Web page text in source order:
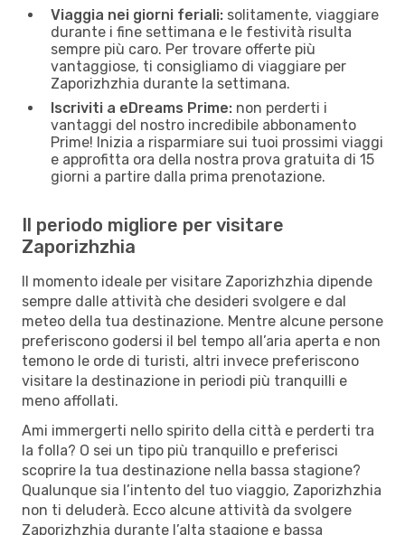
Viaggia nei giorni feriali: solitamente, viaggiare
durante i fine settimana e le festività risulta
sempre più caro. Per trovare offerte più
vantaggiose, ti consigliamo di viaggiare per
Zaporizhzhia durante la settimana.
Iscriviti a eDreams Prime: non perderti i
vantaggi del nostro incredibile abbonamento
Prime! Inizia a risparmiare sui tuoi prossimi viaggi
e approfitta ora della nostra prova gratuita di 15
giorni a partire dalla prima prenotazione.
Il periodo migliore per visitare
Zaporizhzhia
Il momento ideale per visitare Zaporizhzhia dipende
sempre dalle attività che desideri svolgere e dal
meteo della tua destinazione. Mentre alcune persone
preferiscono godersi il bel tempo all’aria aperta e non
temono le orde di turisti, altri invece preferiscono
visitare la destinazione in periodi più tranquilli e
meno affollati.
Ami immergerti nello spirito della città e perderti tra
la folla? O sei un tipo più tranquillo e preferisci
scoprire la tua destinazione nella bassa stagione?
Qualunque sia l’intento del tuo viaggio, Zaporizhzhia
non ti deluderà. Ecco alcune attività da svolgere
Zaporizhzhia durante l’alta stagione e bassa